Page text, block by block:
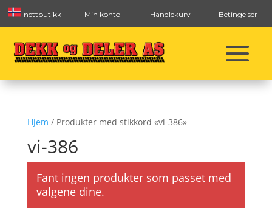
nettbutikk Min konto Handlekurv Betingelser
Hjem / Produkter med stikkord «vi-386»
vi-386
Fant ingen produkter som passet med
valgene dine.